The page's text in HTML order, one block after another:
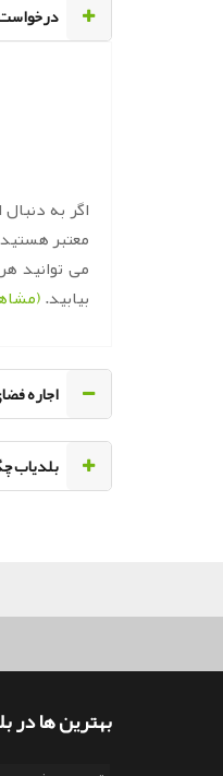
اگر به
معتبر
می توانید
بیابید.
اجاره
‌بلدیاب
بهترین ها در